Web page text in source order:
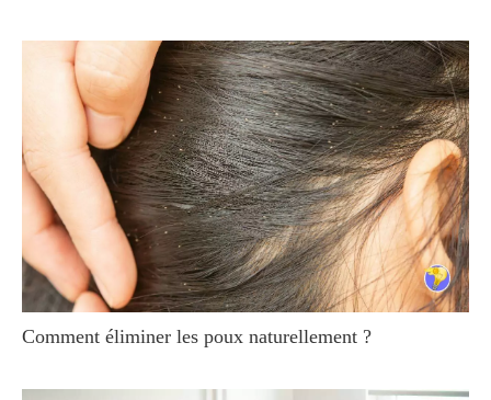
Comment éliminer les poux naturellement ?